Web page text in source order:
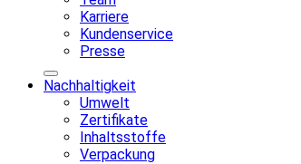
Karriere
Kundenservice
Presse
Nachhaltigkeit
Umwelt
Zertifikate
Inhaltsstoffe
Verpackung